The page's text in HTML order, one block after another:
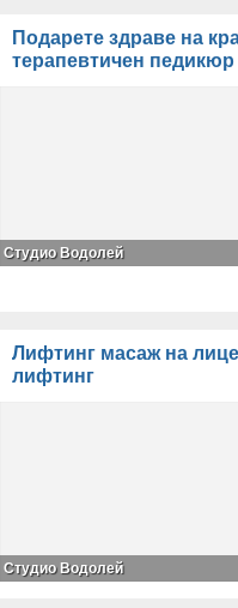
Подарете здраве на
терапевтичен педикюр
Студио Водолей
Лифтинг масаж на
лифтинг
Студио Водолей